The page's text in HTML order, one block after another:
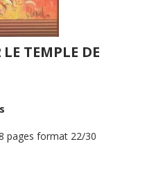
TEMPLE DE
pages format 22/30